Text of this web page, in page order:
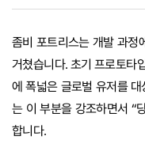
좀비 포트리스는 개발 과정
거쳤습니다. 초기 프로토타
에 폭넓은 글로벌 유저를
는 이 부분을 강조하면서 “
합니다.